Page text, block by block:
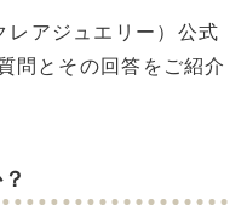
アジュエリー）公式
問とその回答をご紹介